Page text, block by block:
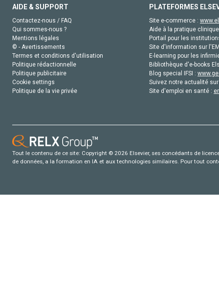
AIDE & SUPPORT
Contactez-nous / FAQ
Qui sommes-nous ?
Mentions légales
© - Avertissements
Termes et conditions d'utilisation
Politique rédactionnelle
Politique publicitaire
Cookie settings
Politique de la vie privée
PLATEFORMES
Site e-commerce :
Aide à la pratique
Portail pour les
Site d'information sur
E-learning pour les
Bibliothèque d'e-books
Blog special IFSI :
Suivez notre actualité
Site d'emploi en santé :
Tout le contenu de ce site: Copyright © 2026 Elsevier, ses concédants de
de données, a la formation en IA et aux technologies similaires. Pour tout